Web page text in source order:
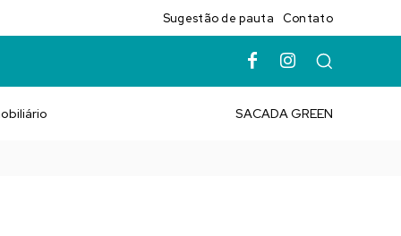
Sugestão de pauta Contato
SACADA GREEN